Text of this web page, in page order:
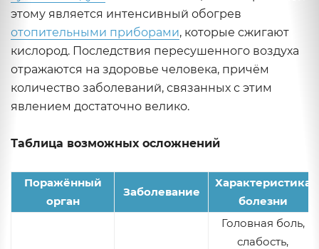
этому является интенсивный обогрев
отопительными приборами, которые сжигают
кислород. Последствия пересушенного воздуха
отражаются на здоровье человека, причём
количество заболеваний, связанных с этим
явлением достаточно велико.
Таблица возможных осложнений
Поражённый
орган
Заболевание
Характеристика
болезни
Головная боль,
слабость,